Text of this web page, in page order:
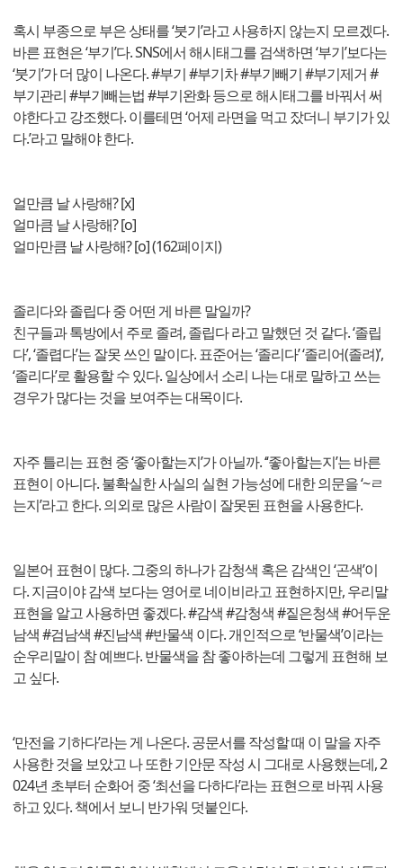
혹시 부종으로 부은 상태를 ‘붓기’라고 사용하지 않는지 모르겠다.
바른 표현은 ‘부기’다. SNS에서 해시태그를 검색하면 ‘부기’보다는
‘붓기’가 더 많이 나온다. #부기 #부기차 #부기빼기 #부기제거 #
부기관리 #부기빼는법 #부기완화 등으로 해시태그를 바꿔서 써
야한다고 강조했다. 이를테면 ‘어제 라면을 먹고 잤더니 부기가 있
다.’라고 말해야 한다.
얼만큼 날 사랑해? [x]
얼마큼 날 사랑해? [o]
얼마만큼 날 사랑해? [o] (162페이지)
졸리다와 졸립다 중 어떤 게 바른 말일까?
친구들과 톡방에서 주로 졸려, 졸립다 라고 말했던 것 같다. ‘졸립
다’, ‘졸렵다’는 잘못 쓰인 말이다. 표준어는 ‘졸리다’ ‘졸리어(졸려)’,
‘졸리다’로 활용할 수 있다. 일상에서 소리 나는 대로 말하고 쓰는
경우가 많다는 것을 보여주는 대목이다.
자주 틀리는 표현 중 ‘좋아할는지’가 아닐까. ‘‘좋아할는지’는 바른
표현이 아니다. 불확실한 사실의 실현 가능성에 대한 의문을 ‘~ㄹ
는지’라고 한다. 의외로 많은 사람이 잘못된 표현을 사용한다.
일본어 표현이 많다. 그중의 하나가 감청색 혹은 감색인 ‘곤색’이
다. 지금이야 감색 보다는 영어로 네이비라고 표현하지만, 우리말
표현을 알고 사용하면 좋겠다. #감색 #감청색 #짙은청색 #어두운
남색 #검남색 #진남색 #반물색 이다. 개인적으로 ‘반물색’이라는
순우리말이 참 예쁘다. 반물색을 참 좋아하는데 그렇게 표현해 보
고 싶다.
‘만전을 기하다’라는 게 나온다. 공문서를 작성할 때 이 말을 자주
사용한 것을 보았고 나 또한 기안문 작성 시 그대로 사용했는데, 2
024년 초부터 순화어 중 ‘최선을 다하다’라는 표현으로 바꿔 사용
하고 있다. 책에서 보니 반가워 덧붙인다.